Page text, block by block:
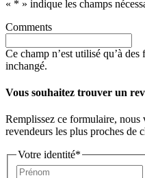
« * » indique les champs
Comments
Ce champ n’est utilisé qu’à
inchangé.
Vous souhaitez trouver un
Remplissez ce formulaire, nous
revendeurs les plus proches de
Votre identité*